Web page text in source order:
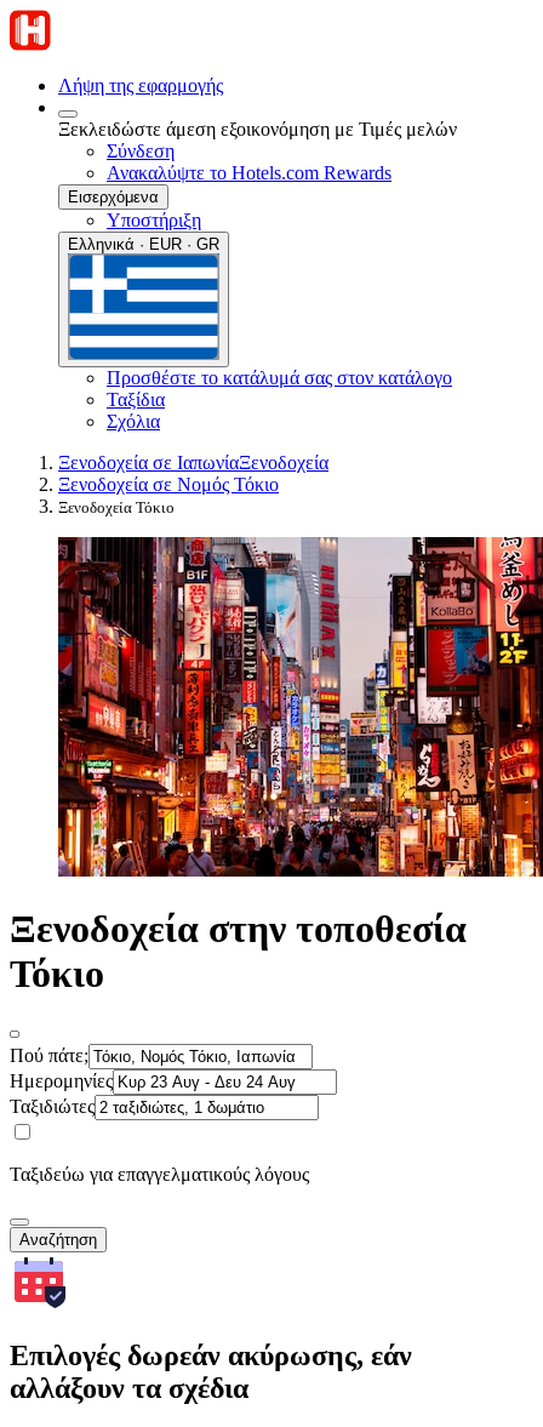
Λήψη της εφαρμογής
Ξεκλειδώστε άμεση εξοικονόμηση με Τιμές μελών
Σύνδεση
Ανακαλύψτε το Hotels.com Rewards
Εισερχόμενα
Υποστήριξη
Ελληνικά · EUR · GR
Προσθέστε το κατάλυμά σας στον κατάλογο
Ταξίδια
Σχόλια
Ξενοδοχεία σε ΙαπωνίαΞενοδοχεία
Ξενοδοχεία σε Νομός Τόκιο
Ξενοδοχεία Τόκιο
Ξενοδοχεία στην τοποθεσία
Τόκιο
Πού πάτε;
Ημερομηνίες
Ταξιδιώτες
Ταξιδεύω για επαγγελματικούς λόγους
Αναζήτηση
Επιλογές δωρεάν ακύρωσης, εάν
αλλάξουν τα σχέδια